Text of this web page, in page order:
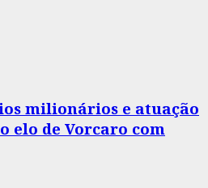
milionários e atuação
elo de Vorcaro com